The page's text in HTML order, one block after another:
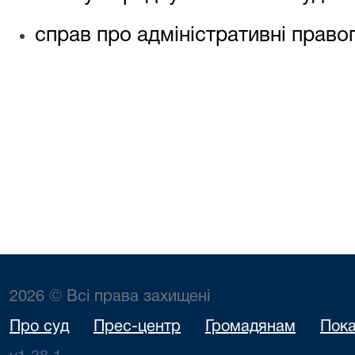
справ про адміністративні
2026 © Всі права захищені
Про суд Прес-центр Громадянам